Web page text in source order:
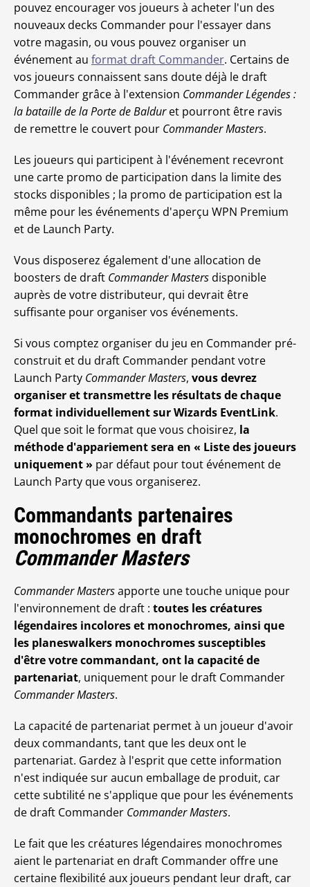
pouvez encourager vos joueurs à acheter l'un des
nouveaux decks Commander pour l'essayer dans
votre magasin, ou vous pouvez organiser un
événement au format draft Commander. Certains de
vos joueurs connaissent sans doute déjà le draft
Commander grâce à l'extension Commander Légendes :
la bataille de la Porte de Balduret pourront être ravis
de remettre le couvert pour Commander Masters.
Les joueurs qui participent à l'événement recevront
une carte promo de participation dans la limite des
stocks disponibles ; la promo de participation est la
même pour les événements d'aperçu WPN Premium
et de Launch Party.
Vous disposerez également d'une allocation de
boosters de draft Commander Masters disponible
auprès de votre distributeur, qui devrait être
suffisante pour organiser vos événements.
Si vous comptez organiser du jeu en Commander pré-
construit et du draft Commander pendant votre
Launch Party Commander Masters, vous devrez
organiser et transmettre les résultats de chaque
format individuellement sur Wizards EventLink.
Quel que soit le format que vous choisirez, la
méthode d'appariement sera en « Liste des joueurs
uniquement » par défaut pour tout événement de
Launch Party que vous organiserez.
Commandants partenaires
monochromes en draft
Commander Masters
Commander Mastersapporte une touche unique pour
l'environnement de draft : toutes les créatures
légendaires incolores et monochromes, ainsi que
les planeswalkers monochromes susceptibles
d'être votre commandant, ont la capacité de
partenariat, uniquement pour le draft Commander
Commander Masters.
La capacité de partenariat permet à un joueur d'avoir
deux commandants, tant que les deux ont le
partenariat. Gardez à l'esprit que cette information
n'est indiquée sur aucun emballage de produit, car
cette subtilité ne s'applique que pour les événements
de draft Commander Commander Masters.
Le fait que les créatures légendaires monochromes
aient le partenariat en draft Commander offre une
certaine flexibilité aux joueurs pendant leur draft, car